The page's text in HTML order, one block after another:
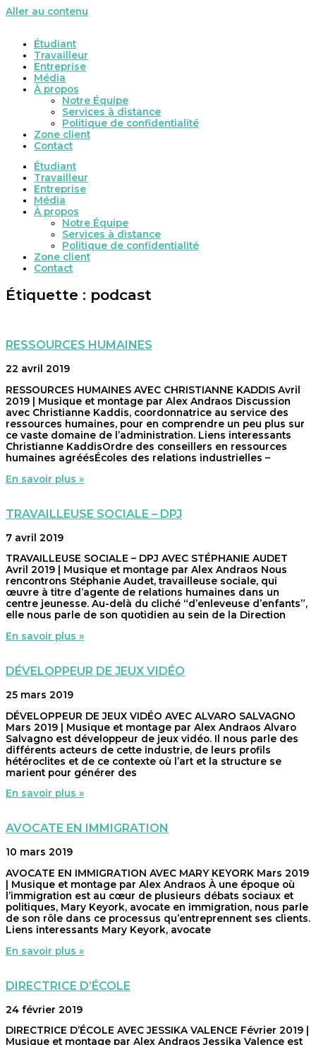
Aller au contenu
Étudiant
Travailleur
Entreprise
Média
À propos
Notre Équipe
Services à distance
Politique de confidentialité
Zone client
Contact
Étudiant
Travailleur
Entreprise
Média
À propos
Notre Équipe
Services à distance
Politique de confidentialité
Zone client
Contact
Étiquette : podcast
RESSOURCES HUMAINES
22 avril 2019
RESSOURCES HUMAINES AVEC CHRISTIANNE KADDIS Avril
2019 | Musique et montage par Alex Andraos Discussion
avec Christianne Kaddis, coordonnatrice au service des
ressources humaines, pour en comprendre un peu plus sur
ce vaste domaine de l’administration. Liens interessants
Christianne KaddisOrdre des conseillers en ressources
humaines agréésÉcoles des relations industrielles –
En savoir plus »
TRAVAILLEUSE SOCIALE – DPJ
7 avril 2019
TRAVAILLEUSE SOCIALE – DPJ AVEC STÉPHANIE AUDET
Avril 2019 | Musique et montage par Alex Andraos Nous
rencontrons Stéphanie Audet, travailleuse sociale, qui
œuvre à titre d’agente de relations humaines dans un
centre jeunesse. Au-delà du cliché “d’enleveuse d’enfants”,
elle nous parle de son quotidien au sein de la Direction
En savoir plus »
DÉVELOPPEUR DE JEUX VIDÉO
25 mars 2019
DÉVELOPPEUR DE JEUX VIDÉO AVEC ALVARO SALVAGNO
Mars 2019 | Musique et montage par Alex Andraos Alvaro
Salvagno est développeur de jeux vidéo. Il nous parle des
différents acteurs de cette industrie, de leurs profils
hétéroclites et de ce contexte où l’art et la structure se
marient pour générer des
En savoir plus »
AVOCATE EN IMMIGRATION
10 mars 2019
AVOCATE EN IMMIGRATION AVEC MARY KEYORK Mars 2019
| Musique et montage par Alex Andraos À une époque où
l’immigration est au cœur de plusieurs débats sociaux et
politiques, Mary Keyork, avocate en immigration, nous parle
de son rôle dans ce processus qu’entreprennent ses clients.
Liens interessants Mary Keyork, avocate
En savoir plus »
DIRECTRICE D’ÉCOLE
24 février 2019
DIRECTRICE D’ÉCOLE AVEC JESSIKA VALENCE Février 2019 |
Musique et montage par Alex Andraos Jessika Valence est